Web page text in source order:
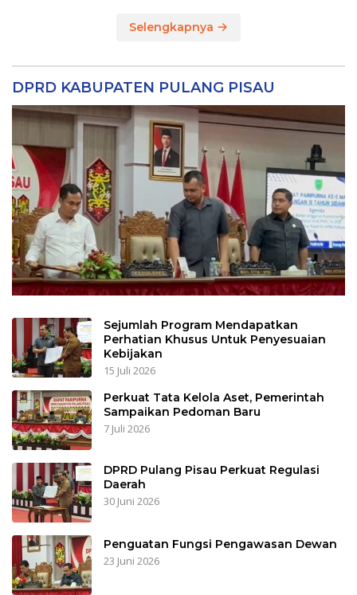
Selengkapnya
DPRD KABUPATEN PULANG PISAU
Sejumlah Program Mendapatkan
Perhatian Khusus Untuk Penyesuaian
Kebijakan
15 Juli 2026
Perkuat Tata Kelola Aset, Pemerintah
Sampaikan Pedoman Baru
7 Juli 2026
DPRD Pulang Pisau Perkuat Regulasi
Daerah
30 Juni 2026
Penguatan Fungsi Pengawasan Dewan
23 Juni 2026